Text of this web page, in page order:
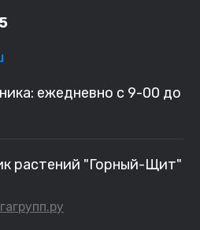
ежедневно с 9-00 до
растений "Горный-Щит"